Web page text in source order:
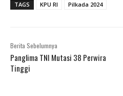
TAGS KPU RI Pilkada 2024
Berita Sebelumnya
Panglima TNI Mutasi 38 Perwira
Tinggi